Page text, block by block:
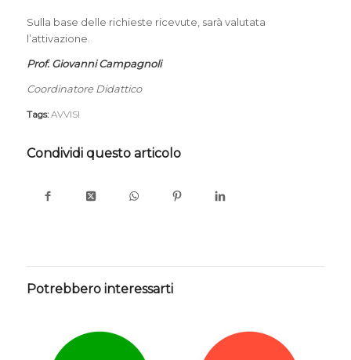
Sulla base delle richieste ricevute, sarà valutata
l’attivazione.
Prof. Giovanni Campagnoli
Coordinatore Didattico
Tags: AVVISI
Condividi questo articolo
Potrebbero interessarti